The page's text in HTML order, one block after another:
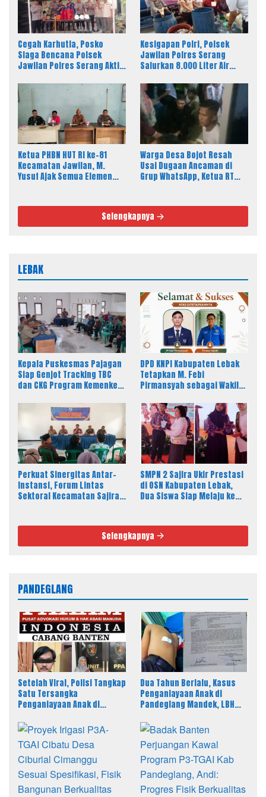
Cegah Karhutla, Posko
Siaga Bencana Polsek
Jawilan Polres Serang Aktif
Kesigapan Polri, Polsek
Jawilan Polres Serang
Salurkan 8.000 Liter Air
Majasari
Ketua PHBN HUT RI ke-81
Kecamatan Jawilan, M.
Yusuf Ajak Semua Elemen
Warga Desa Bojot Resah
Usai Dugaan Ancaman di
Grup WhatsApp, Ketua RT
Selengkapnya
LEBAK
Kepala Puskesmas Pajagan
Siap Genjot Tracking TBC
dan CKG Program Kemenkes
DPD KNPI Kabupaten Lebak
Tetapkan M. Febi
Pirmansyah sebagai Wakil
Amanah Besar
Perkuat Sinergitas Antar-
Instansi, Forum Lintas
Sektoral Kecamatan Sajira
SMPN 2 Sajira Ukir Prestasi
di OSN Kabupaten Lebak,
Dua Siswa Siap Melaju ke
Selengkapnya
PANDEGLANG
Setelah Viral, Polisi Tangkap
Satu Tersangka
Penganiayaan Anak di
Banten Desak 4 Tersangka
Lain Segera Diproses
Dua Tahun Berlalu, Kasus
Penganiayaan Anak di
Pandeglang Mandek, LBH
Pelaku